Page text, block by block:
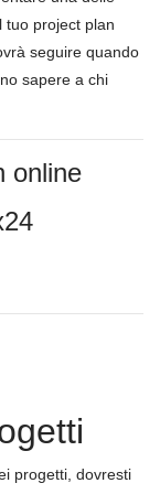
tuo project plan
seguire quando
sapere a chi
online
progetti, dovresti